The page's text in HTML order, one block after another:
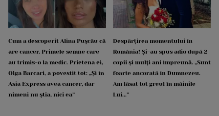
Cum a descoperit Alina Pușcău că
are cancer. Primele semne care
au trimis-o la medic. Prietena ei,
Olga Barcari, a povestit tot: „Și în
Asia Express avea cancer, dar
nimeni nu știa, nici ea”
Despărțirea momentului în
România! Și-au spus adio după 2
copii și mulți ani împreună. „Sunt
foarte ancorată în Dumnezeu.
Am lăsat tot greul în mâinile
Lui...”